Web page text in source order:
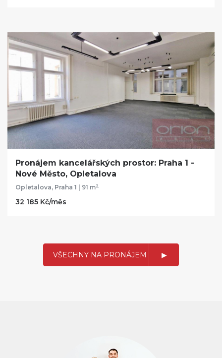
Pronájem kancelářských prostor: Praha 1 -
Nové Město, Opletalova
Opletalova, Praha 1 | 91 m2
32 185 Kč/měs
VŠECHNY NA PRONÁJEM